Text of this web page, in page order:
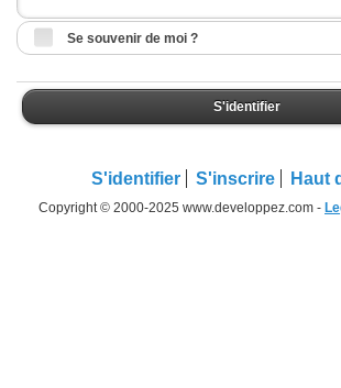
Se souvenir de moi ?
S'identifier
S'identifier S'inscrire Haut
Copyright © 2000-2025 www.developpez.com -